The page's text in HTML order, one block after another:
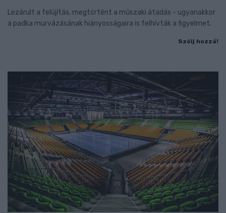
Lezárult a felújítás, megtörtént a műszaki átadás - ugyanakkor
a padka murvázásának hiányosságaira is felhívták a figyelmet.
Szólj hozzá!